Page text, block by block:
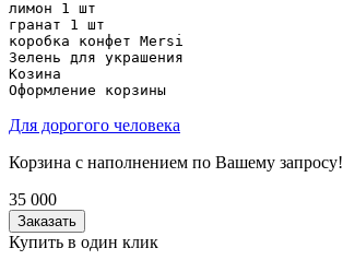
лимон 1 шт
гранат 1 шт
коробка конфет Mersi
Зелень для украшения
Козина
Оформление корзины
Для дорогого человека
Корзина с наполнением по Вашему запросу!
35 000
Заказать
Купить в один клик